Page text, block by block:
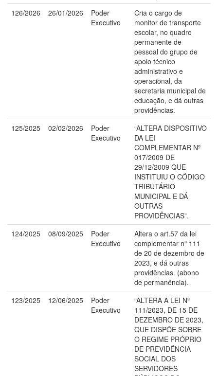
126/2026
26/01/2026
Poder
Executivo
Cria o cargo de
monitor de transporte
escolar, no quadro
permanente de
pessoal do grupo de
apoio técnico
administrativo e
operacional, da
secretaria municipal de
educação, e dá outras
providências.
125/2025
02/02/2026
Poder
Executivo
“ALTERA DISPOSITIVO
DA LEI
COMPLEMENTAR Nº
017/2009 DE
29/12/2009 QUE
INSTITUIU O CÓDIGO
TRIBUTÁRIO
MUNICIPAL E DÁ
OUTRAS
PROVIDÊNCIAS”.
124/2025
08/09/2025
Poder
Executivo
Altera o art.57 da lei
complementar nº 111
de 20 de dezembro de
2023, e dá outras
providências. (abono
de permanência).
123/2025
12/06/2025
Poder
Executivo
“ALTERA A LEI Nº
111/2023, DE 15 DE
DEZEMBRO DE 2023,
QUE DISPÕE SOBRE
O REGIME PRÓPRIO
DE PREVIDÊNCIA
SOCIAL DOS
SERVIDORES